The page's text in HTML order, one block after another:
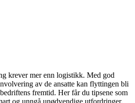
krever mer enn logistikk. Med god
av de ansatte kan flyttingen bli
fremtid. Her får du tipsene som
og unngå unødvendige utfordringer.